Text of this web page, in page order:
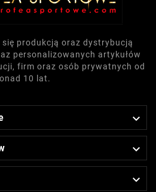
się produkcją oraz dystrybucją
personalizowanych artykułów
firm oraz osób prywatnych od
10 lat.


